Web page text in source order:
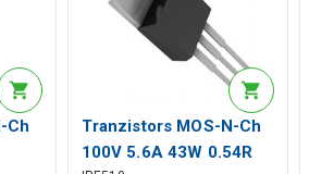
Ch
Tranzistors MOS-N-Ch
100V 5.6A 43W 0.54R